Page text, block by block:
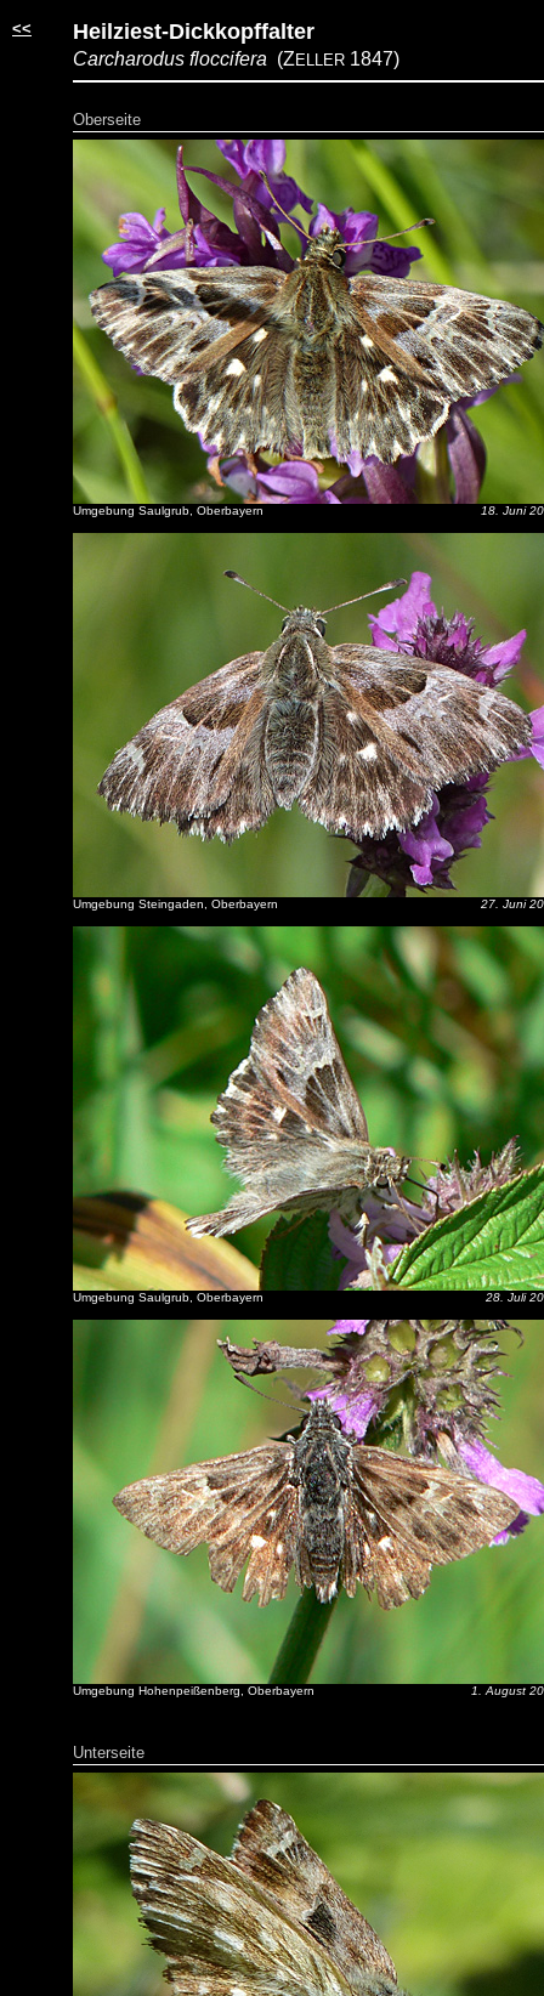
<< Heilziest-Dickkopffalter
Carcharodus floccifera (Z ELLER 1847)
Oberseite
Umgebung Saulgrub, Oberbayern 18. Juni
Umgebung Steingaden, Oberbayern 27. Juni
Umgebung Saulgrub, Oberbayern 28. Juli
Umgebung Hohenpeißenberg, Oberbayern 1. August
Unterseite